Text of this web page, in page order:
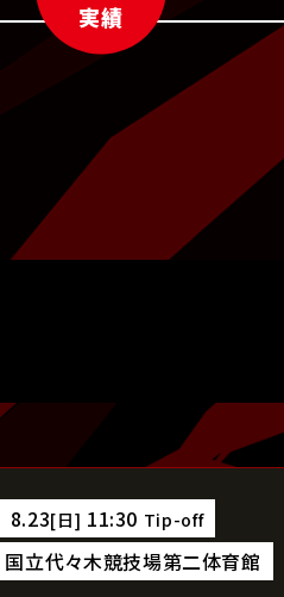
実績
8.23[日] 11:30 Tip-off
国立代々木競技場第二体育館